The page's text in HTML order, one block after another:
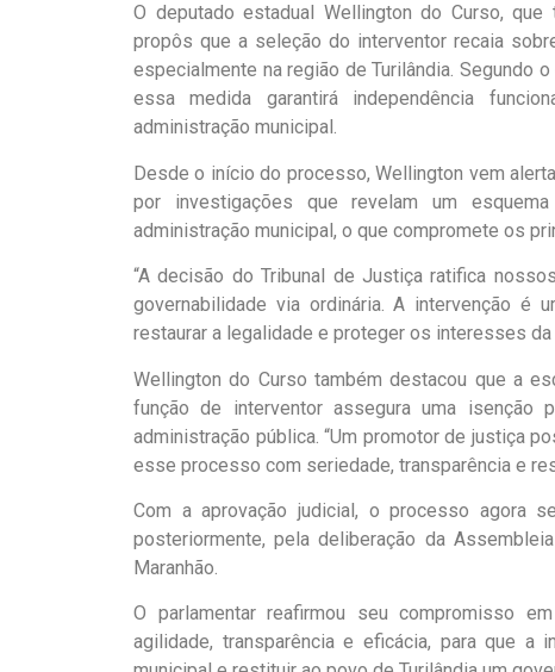
O deputado estadual Wellington do Curso,
propôs que a seleção do interventor recaia
especialmente na região de Turilândia. Segundo
essa medida garantirá independência
administração municipal.
Desde o início do processo, Wellington vem
por investigações que revelam um
administração municipal, o que compromete os
“A decisão do Tribunal de Justiça ratifica
governabilidade via ordinária. A intervenção é
restaurar a legalidade e proteger os interesses da
Wellington do Curso também destacou que a
função de interventor assegura uma
administração pública. “Um promotor de justiça
esse processo com seriedade, transparência e
Com a aprovação judicial, o processo agora
posteriormente, pela deliberação da
Maranhão.
O parlamentar reafirmou seu compromisso
agilidade, transparência e eficácia, para que a